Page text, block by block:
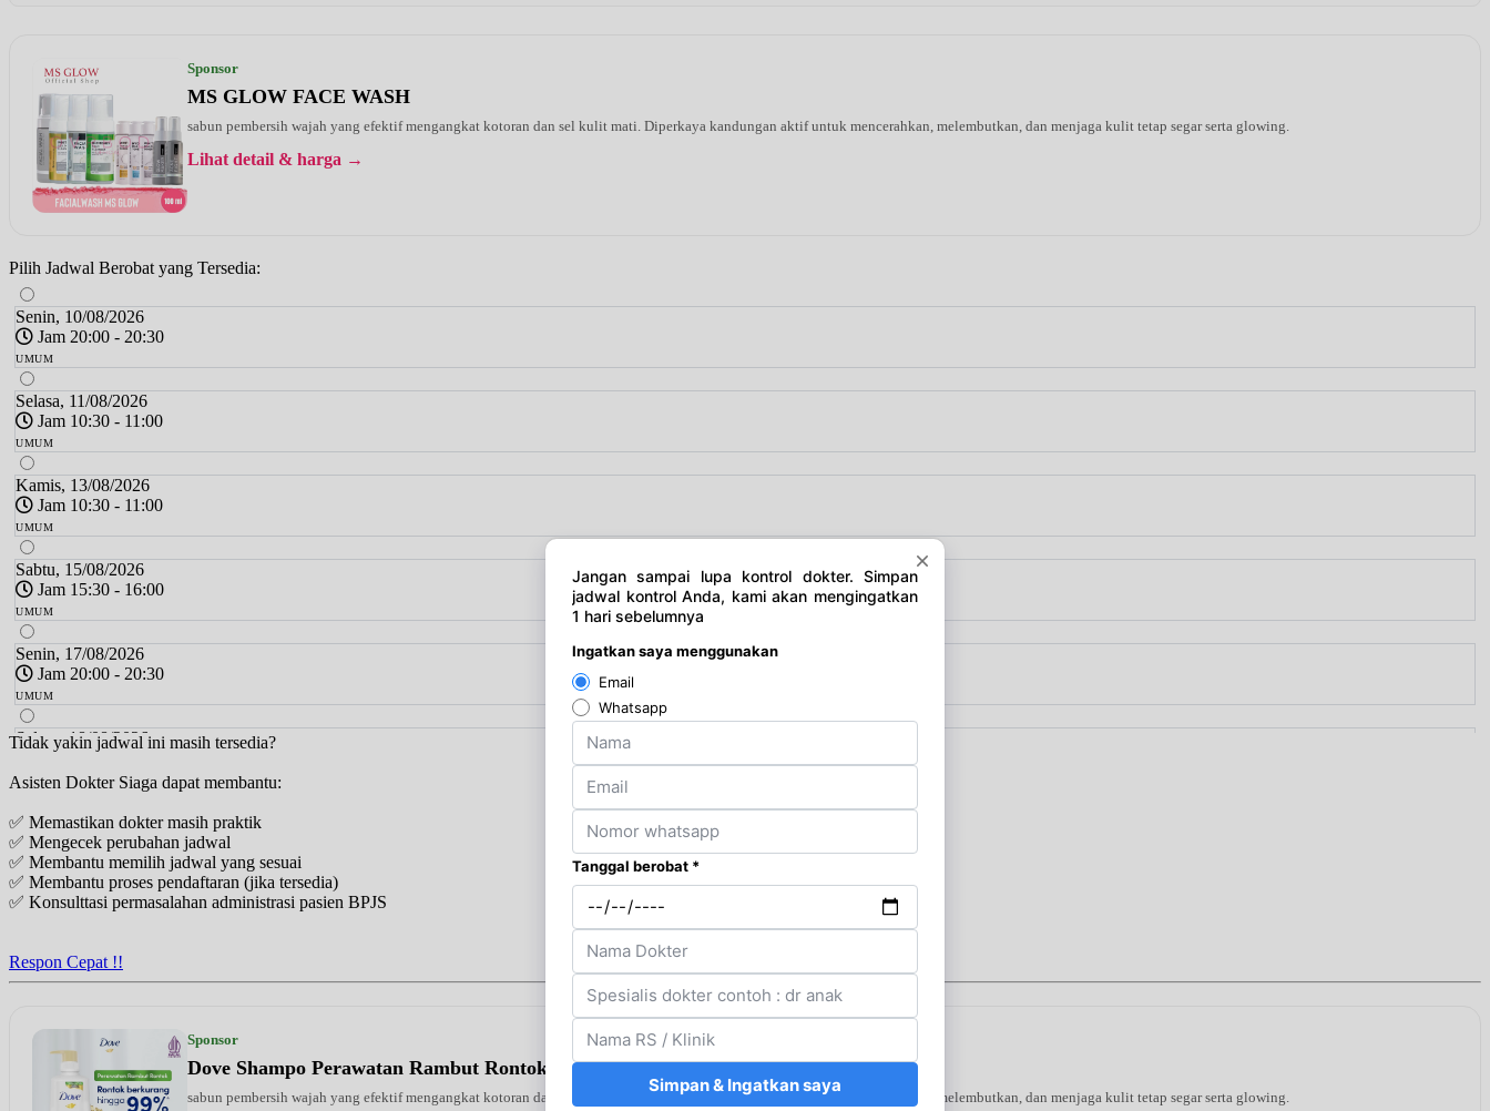
Sponsor
MS GLOW FACE WASH
sabun pembersih wajah yang efektif mengangkat kotoran dan sel kulit mati. Diperkaya kandungan aktif untuk mencerahkan, melembutkan, dan menjaga kulit tetap segar serta glowing.
Lihat detail & harga →
Pilih Jadwal Berobat yang Tersedia:
Senin, 10/08/2026
Jam 20:00 - 20:30
UMUM
Selasa, 11/08/2026
Jam 10:30 - 11:00
UMUM
Kamis, 13/08/2026
Jam 10:30 - 11:00
UMUM
Sabtu, 15/08/2026
Jam 15:30 - 16:00
UMUM
Senin, 17/08/2026
Jam 20:00 - 20:30
UMUM
Selasa, 18/08/2026
Jam 10:30 - 11:00
UMUM
Kamis, 20/08/2026
Jam 10:30 - 11:00
UMUM
Sabtu, 22/08/2026
UMUM
Selasa, 25/08/2026
Jam 10:30 - 11:00
Tidak yakin jadwal ini masih tersedia?
Asisten Dokter Siaga dapat membantu:
✅ Memastikan dokter masih praktik
✅ Mengecek perubahan jadwal
✅ Membantu memilih jadwal yang sesuai
✅ Membantu proses pendaftaran (jika tersedia)
✅ Konsulttasi permasalahan administrasi pasien BPJS
Respon Cepat !!
Sponsor
Dove Shampo Perawatan Rambut Rontok Sampo
sabun pembersih wajah yang efektif mengangkat kotoran dan sel kulit mati. Diperkaya kandungan aktif untuk mencerahkan, melembutkan, dan menjaga kulit tetap segar serta glowing.